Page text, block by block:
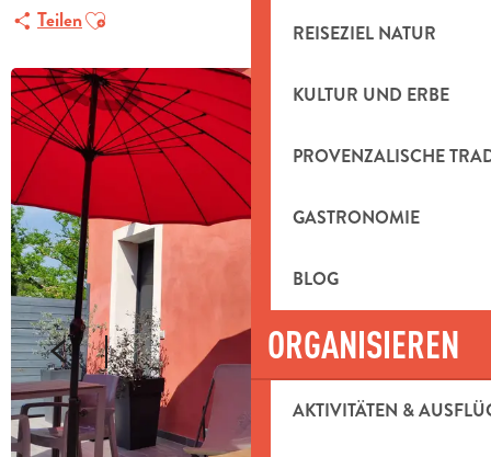
REISEZIEL NATUR
KULTUR UND ERBE
PROVENZALISCHE
GASTRONOMIE
BLOG
ORGANISIEREN
AKTIVITÄTEN &
TeilenAjouter aux favoris